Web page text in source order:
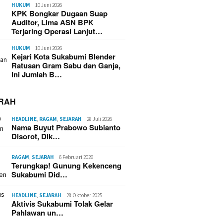
HUKUM 10 Juni 2026
KPK Bongkar Dugaan Suap
Auditor, Lima ASN BPK
Terjaring Operasi Lanjut…
HUKUM 10 Juni 2026
Kejari Kota Sukabumi Blender
Ratusan Gram Sabu dan Ganja,
Ini Jumlah B…
HEADLINE, RAGAM, SEJARAH 28 Juli 2026
Nama Buyut Prabowo Subianto
Disorot, Dik…
RAGAM, SEJARAH 6 Februari 2026
Terungkap! Gunung Kekenceng
Sukabumi Did…
HEADLINE, SEJARAH 28 Oktober 2025
Aktivis Sukabumi Tolak Gelar
Pahlawan un…